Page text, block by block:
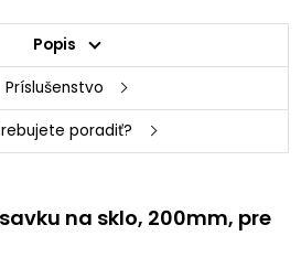
Popis
Príslušenstvo
poradiť?
na sklo, 200mm, pre